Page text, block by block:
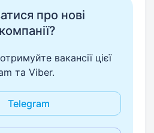
про нові
вакансії цієї
та Viber.
Telegram